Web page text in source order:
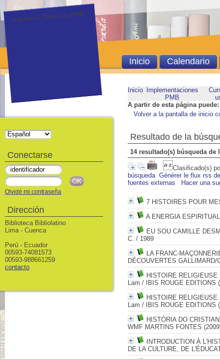
Inicio
Implementaciones
PMB
A partir de esta página puede:
Volver a la pantalla de inicio
Resultado de la
14 resultado(s) búsqueda de
Clasificado(s)
búsqueda Générer le flux rss
fuentes externas
Hacer una
7 HISTOIRES POUR
A ENERGIA ESPIRITUAL
EU SOU CAMILLE
C. / 1989
LA FRANC-
DÉCOUVERTES
HISTOIRE
Lam / IBIS ROUGE EDITIONS
HISTOIRE
Lam / IBIS ROUGE EDITIONS
HISTÓRIA DO
WMF MARTINS FONTES
INTRODUCTION À
DE LA CULTURE, DE
Ingrese al Demo de PMB.
Inicio Calendario
Conectarse
Olvidé mi contraseña
Dirección
Biblioteca Bibliolatino
Lima - Cuenca
Perú - Ecuador
00593-74081573
00593-988661259
contacto